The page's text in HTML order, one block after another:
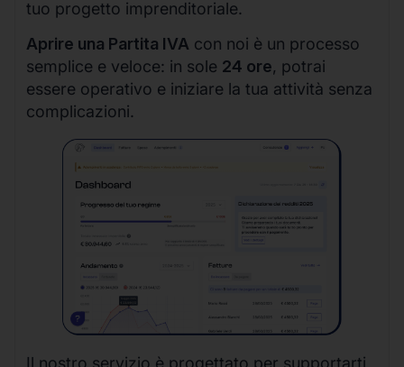
tuo progetto imprenditoriale.
Aprire una Partita IVA con noi è un processo
semplice e veloce: in sole 24 ore, potrai
essere operativo e iniziare la tua attività senza
complicazioni.
Il nostro servizio è progettato per supportarti